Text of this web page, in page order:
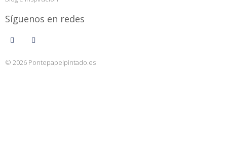
Síguenos en redes
© 2026 Pontepapelpintado.es